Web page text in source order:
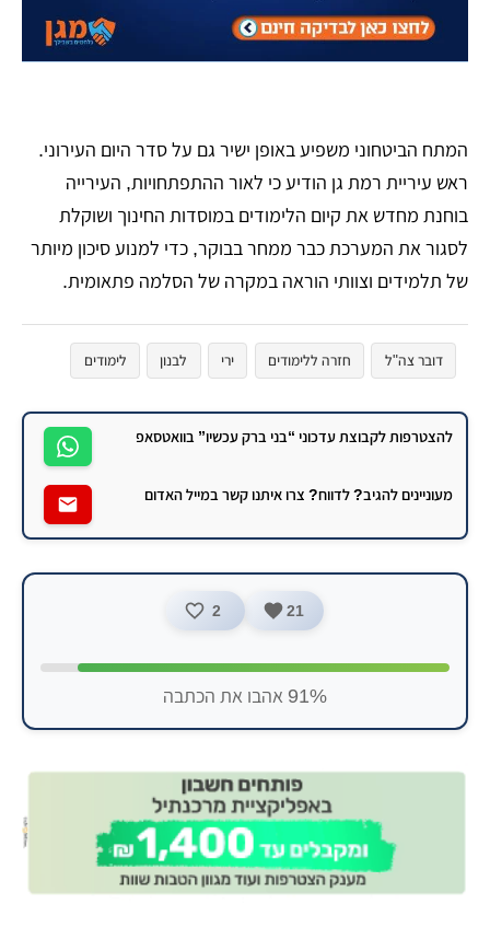
​המתח הביטחוני משפיע באופן ישיר גם על סדר היום העירוני.
ראש עיריית רמת גן הודיע כי לאור ההתפתחויות, העירייה
בוחנת מחדש את קיום הלימודים במוסדות החינוך ושוקלת
לסגור את המערכת כבר ממחר בבוקר, כדי למנוע סיכון מיותר
של תלמידים וצוותי הוראה במקרה של הסלמה פתאומית.
דובר צה"ל חזרה ללימודים ירי לבנון לימודים
להצטרפות לקבוצת עדכוני “בני ברק עכשיו” בוואטסאפ
מעוניינים להגיב? לדווח? צרו איתנו קשר במייל האדום
21
2
91% אהבו את הכתבה